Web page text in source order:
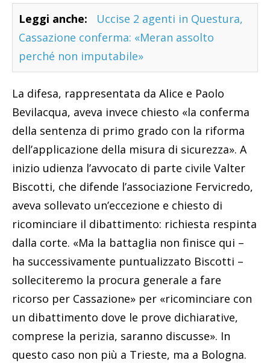
Leggi anche:
Uccise 2 agenti in Questura,
Cassazione conferma: «Meran assolto
perché non imputabile»
La difesa, rappresentata da Alice e Paolo
Bevilacqua, aveva invece chiesto «la conferma
della sentenza di primo grado con la riforma
dell’applicazione della misura di sicurezza». A
inizio udienza l’avvocato di parte civile Valter
Biscotti, che difende l’associazione Fervicredo,
aveva sollevato un’eccezione e chiesto di
ricominciare il dibattimento: richiesta respinta
dalla corte. «Ma la battaglia non finisce qui –
ha successivamente puntualizzato Biscotti –
solleciteremo la procura generale a fare
ricorso per Cassazione» per «ricominciare con
un dibattimento dove le prove dichiarative,
comprese la perizia, saranno discusse». In
questo caso non più a Trieste, ma a Bologna.